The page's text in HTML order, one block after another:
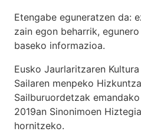
Etengabe eguneratzen da:
zain egon beharrik,
baseko informazioa.
Eusko Jaurlaritzaren
Sailaren menpeko
Sailburuordetzak
2019an Sinonimoen
hornitzeko.